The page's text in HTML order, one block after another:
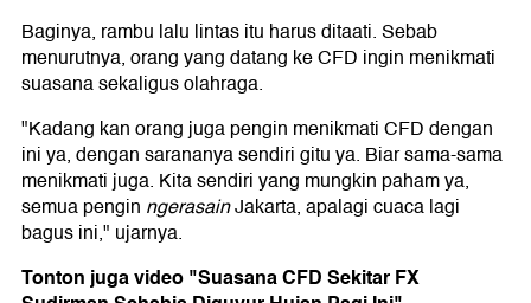
Baginya, rambu lalu lintas itu harus ditaati. Sebab
menurutnya, orang yang datang ke CFD ingin menikmati
suasana sekaligus olahraga.
"Kadang kan orang juga pengin menikmati CFD dengan
ini ya, dengan sarananya sendiri gitu ya. Biar sama-sama
menikmati juga. Kita sendiri yang mungkin paham ya,
semua pengin ngerasainJakarta, apalagi cuaca lagi
bagus ini," ujarnya.
Tonton juga video "Suasana CFD Sekitar FX